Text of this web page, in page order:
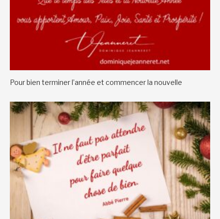
Pour bien terminer l’année et commencer la nouvelle